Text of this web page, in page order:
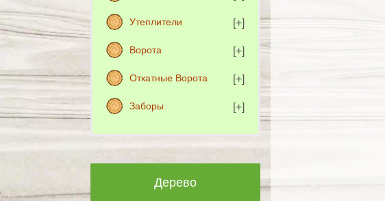
Утеплители
Ворота
Откатные Ворота
Заборы
Дерево